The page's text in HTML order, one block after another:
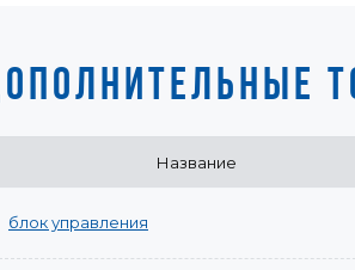
Название
блок управления